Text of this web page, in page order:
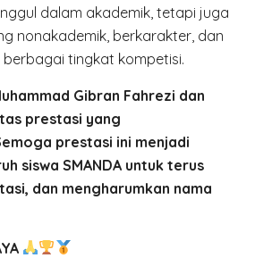
dalam akademik, tetapi juga
nonakademik, berkarakter, dan
tingkat kompetisi.
Gibran Fahrezi dan
prestasi yang
prestasi ini menjadi
siswa SMANDA untuk terus
dan mengharumkan nama